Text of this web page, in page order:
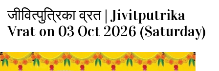
जीवित्पुत्रिका व्रत | Jivitputrika
Vrat on 03 Oct 2026 (Saturday)